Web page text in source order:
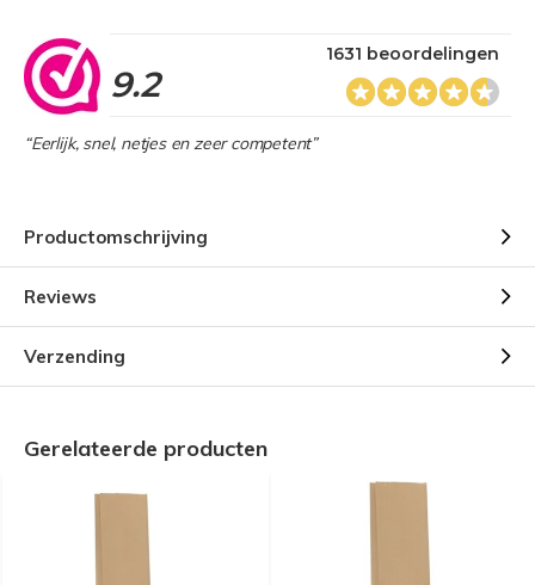
9.2
1631 beoordelingen
“Eerlijk, snel, netjes en zeer competent”
Productomschrijving
Reviews
Verzending
Gerelateerde producten